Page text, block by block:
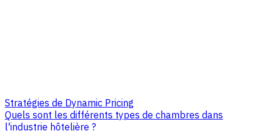
Stratégies de Dynamic Pricing
Quels sont les différents types de chambres dans
l'industrie hôtelière ?